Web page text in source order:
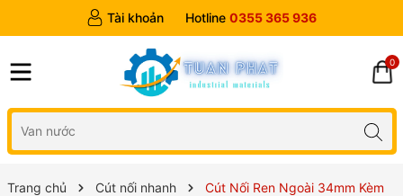
Tài khoản Hotline 0355 365 936
0
Trang chủ Cút nối nhanh
Cút Nối Ren Ngoài 34mm Kèm